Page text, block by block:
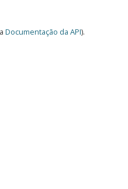
Documentação da API).